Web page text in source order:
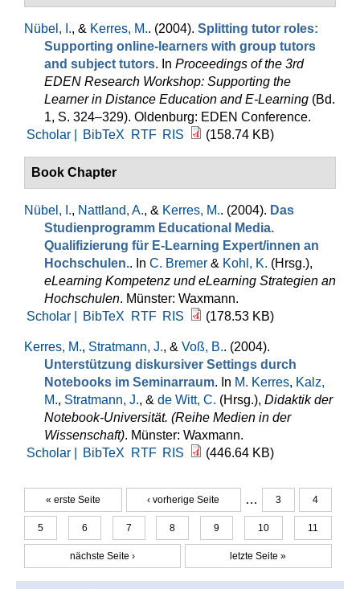
Nübel, I., & Kerres, M.. (2004). Splitting tutor roles:
Supporting online-learners with group tutors
and subject tutors. In Proceedings of the 3rd
EDEN Research Workshop: Supporting the
Learner in Distance Education and E-Learning (Bd.
1, S. 324–329). Oldenburg: EDEN Conference.
Scholar |
BibTeX RTF RIS (158.74 KB)
Book Chapter
Nübel, I., Nattland, A., & Kerres, M.. (2004). Das
Studienprogramm Educational Media.
Qualifizierung für E-Learning Expert/innen an
Hochschulen.. In C. Bremer & Kohl, K. (Hrsg.),
eLearning Kompetenz und eLearning Strategien an
Hochschulen. Münster: Waxmann.
Scholar |
BibTeX RTF RIS (178.53 KB)
Kerres, M., Stratmann, J., & Voß, B.. (2004).
Unterstützung diskursiver Settings durch
Notebooks im Seminarraum. In M. Kerres, Kalz,
M., Stratmann, J., & de Witt, C. (Hrsg.), Didaktik der
Notebook-Universität. (Reihe Medien in der
Wissenschaft). Münster: Waxmann.
Scholar |
BibTeX RTF RIS (446.64 KB)
Seiten
« erste Seite ‹ vorherige Seite … 3 4
5 6 7 8 9 10 11
nächste Seite › letzte Seite »